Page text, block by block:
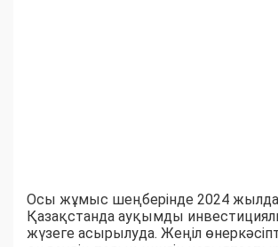
Осы жұмыс шеңберінде 2024
Қазақстанда ауқымды
жүзеге асырылуда. Жеңіл